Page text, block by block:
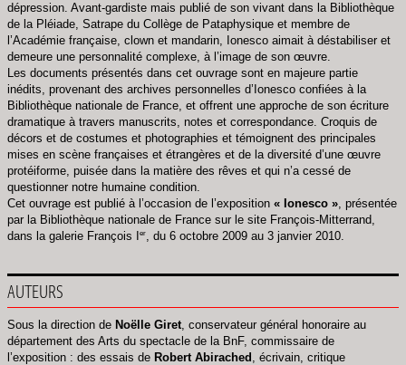
dépression. Avant-gardiste mais publié de son vivant dans la Bibliothèque
de la Pléiade, Satrape du Collège de Pataphysique et membre de
l’Académie française, clown et mandarin, Ionesco aimait à déstabiliser et
demeure une personnalité complexe, à l’image de son œuvre.
Les documents présentés dans cet ouvrage sont en majeure partie
inédits, provenant des archives personnelles d’Ionesco confiées à la
Bibliothèque nationale de France, et offrent une approche de son écriture
dramatique à travers manuscrits, notes et correspondance. Croquis de
décors et de costumes et photographies et témoignent des principales
mises en scène françaises et étrangères et de la diversité d’une œuvre
protéiforme, puisée dans la matière des rêves et qui n’a cessé de
questionner notre humaine condition.
Cet ouvrage est publié à l’occasion de l’exposition « Ionesco », présentée
par la Bibliothèque nationale de France sur le site François-Mitterrand,
dans la galerie François I
er, du 6 octobre 2009 au 3 janvier 2010.
AUTEURS
Sous la direction de Noëlle Giret , conservateur général honoraire au
département des Arts du spectacle de la BnF, commissaire de
l’exposition : des essais de Robert Abirached , écrivain, critique